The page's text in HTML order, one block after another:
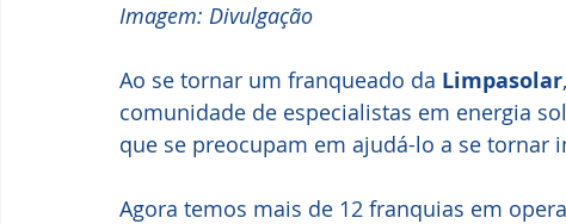
Imagem: Divulgação
Ao se tornar um franqueado da Limpasolar
comunidade de especialistas em energia
que se preocupam em ajudá-lo a se tornar
Agora temos mais de 12 franquias em